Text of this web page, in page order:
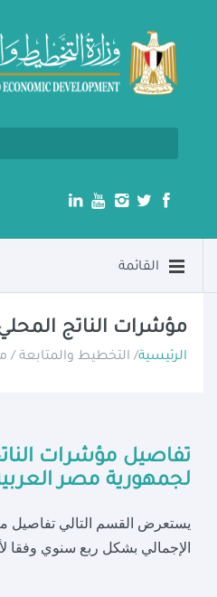
القائمة
مؤشرات الناتج
الرئيسية/ التخطيط والمتابعة /
تفاصيل مؤشرات
لجمهورية مصر
يستعرض القسم التالي تفاصيل
الإجمالي بشكل ربع سنوي وفقا